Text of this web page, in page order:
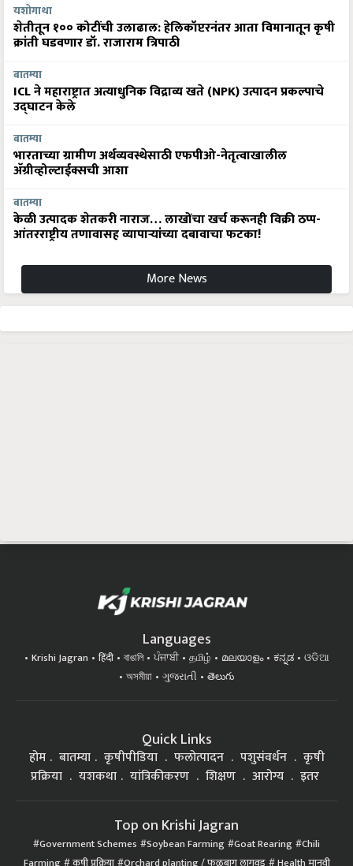
यशोगाथा
शेतीतून १०० कोटींची उलाढाल: हेलिकॉप्टरनंतर आता विमानातून कृषी
क्रांती घडवणार डॉ. राजाराम त्रिपाठी
बातम्या
ICL ने महाराष्ट्रात अत्याधुनिक विद्राव्य खते (NPK) उत्पादन प्रकल्पाचे
उद्घाटन केले
बातम्या
भारताच्या ग्रामीण अर्थव्यवस्थेसाठी एफपीओ-नेतृत्वाखालील
अ‍ॅग्रीव्होल्टाईक्सची आशा
बातम्या
केळी उत्पादक शेतकरी नाराज… लाखोंचा खर्च करूनही विक्री ठप्प-
आंतरराष्ट्रीय तणावासह व्यापाऱ्यांच्या दबावाचा फटका!
More News
Languages
Krishi Jagran हिंदी বাঙালি ਪੰਜਾਬੀ தமிழ் മലയാളം ಕನ್ನಡ
ଓଡିଆ
অসমীয়া
ગુજરાતી తెలుగు
Quick Links
होम बातम्या कृषीपीडिया फलोत्पादन पशुसंवर्धन
कृषी
प्रक्रिया
यशकथा यांत्रिकीकरण शिक्षण आरोग्य इतर
Top on Krishi Jagran
Government Schemes Soybean Farming Goat Rearing Chili